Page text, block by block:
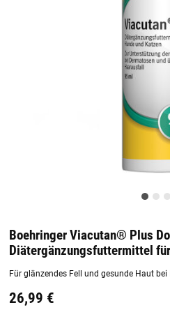
Boehringer Viacutan® Plus
Diätergänzungsfuttermittel
Für glänzendes Fell und gesunde Haut
26,99 €